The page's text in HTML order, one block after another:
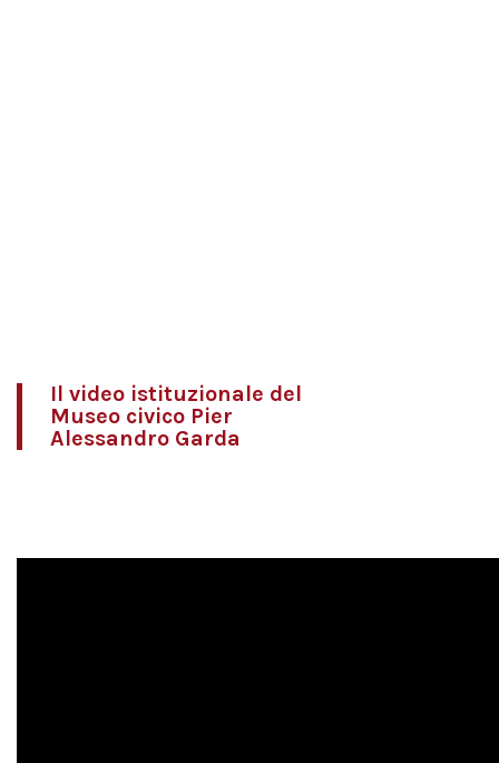
Il video istituzionale del
Museo civico Pier
Alessandro Garda